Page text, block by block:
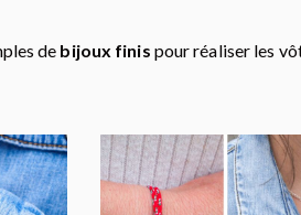
de bijoux finis pour réaliser les